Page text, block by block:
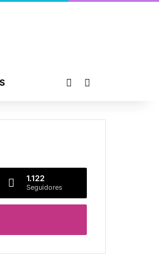
Publicación al azar
1.122
Seguidores